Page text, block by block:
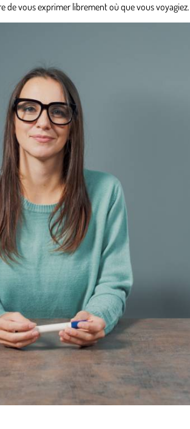
de vous exprimer librement où que vous voyagiez.